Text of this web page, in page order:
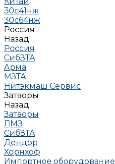
30с41нж
30с64нж
Россия
Назад
Россия
СибЗТА
Арма
МЗТА
Нитэкмаш Сервис
Затворы
Назад
Затворы
ЛМЗ
СибЗТА
Дендор
Хорнхоф
Импортное оборудование